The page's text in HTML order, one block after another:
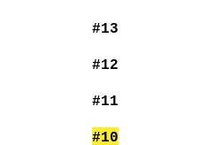
#13
#12
#11
#10